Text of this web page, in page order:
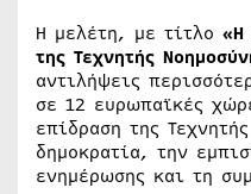
Η μελέτη, με τίτλο «Η
της Τεχνητής
αντιλήψεις
σε 12 ευρωπαϊκές
επίδραση της
δημοκρατία, την
ενημέρωσης και τη